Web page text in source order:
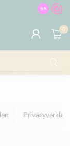
100% de
9.5
0